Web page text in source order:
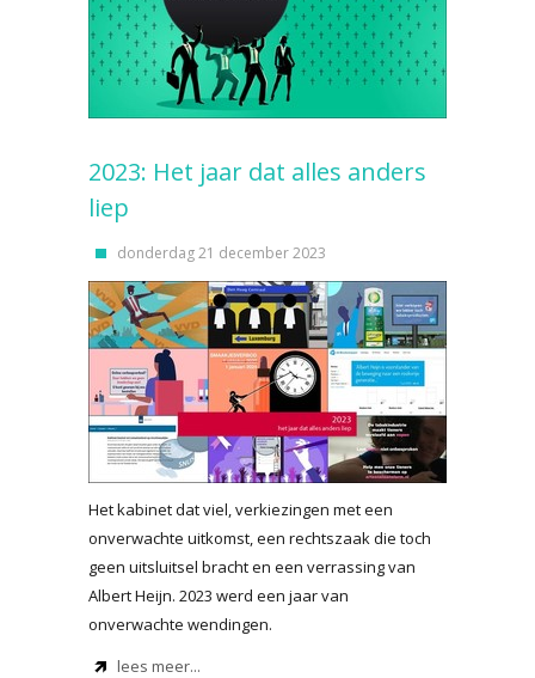
2023: Het jaar dat alles anders
liep
donderdag 21 december 2023
Het kabinet dat viel, verkiezingen met een
onverwachte uitkomst, een rechtszaak die toch
geen uitsluitsel bracht en een verrassing van
Albert Heijn. 2023 werd een jaar van
onverwachte wendingen.
lees meer...